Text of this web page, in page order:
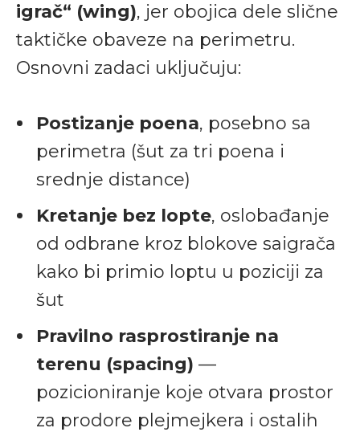
igrač“ (wing), jer obojica dele slične
taktičke obaveze na perimetru.
Osnovni zadaci uključuju:
Postizanje poena, posebno sa
perimetra (šut za tri poena i
srednje distance)
Kretanje bez lopte, oslobađanje
od odbrane kroz blokove saigrača
kako bi primio loptu u poziciji za
šut
Pravilno rasprostiranje na
terenu (spacing) —
pozicioniranje koje otvara prostor
za prodore plejmejkera i ostalih